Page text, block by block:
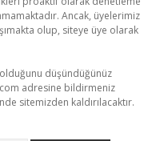
Ancak, üyelerimiz
olup, siteye üye olarak
düşündüğünüz
adresine bildirmeniz
sitemizden kaldırılacaktır.